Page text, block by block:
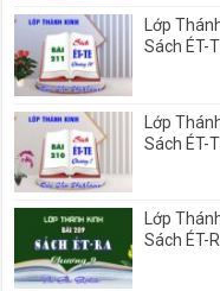
Lớp
Sách ÉT-
Lớp
Sách ÉT-
Lớp
Sách ÉT-